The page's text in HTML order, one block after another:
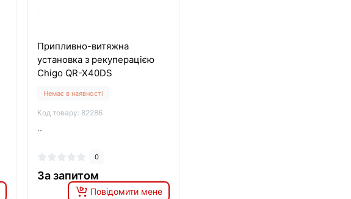
Припливно-витяжна
установка з рекуперацією
Chigo QR-X40DS
Немає в наявності
Код товару: 82286
..
0
За запитом
Повідомити мене